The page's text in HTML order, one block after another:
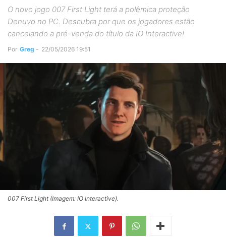
O novo jogo 007 First Light terá a polêmica proteção
Denuvo no PC. Descubra por que os jogadores estão
cancelando a pré-venda do título da IO Interactive!
Por Greg - 22/05/2026 19:51
007 First Light (Imagem: IO Interactive).